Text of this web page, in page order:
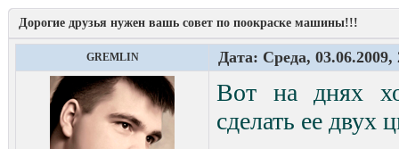
Дорогие друзья нужен вашь совет по поокраске машины!!!
GREMLIN Дата: Среда,
Вот на днях
сделать ее